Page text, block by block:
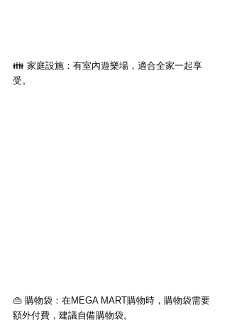
👪 家庭設施：有室內遊樂場，適合全家一起享
受。
👜 購物袋：在MEGA MART購物時，購物袋需要
額外付費，建議自備購物袋。